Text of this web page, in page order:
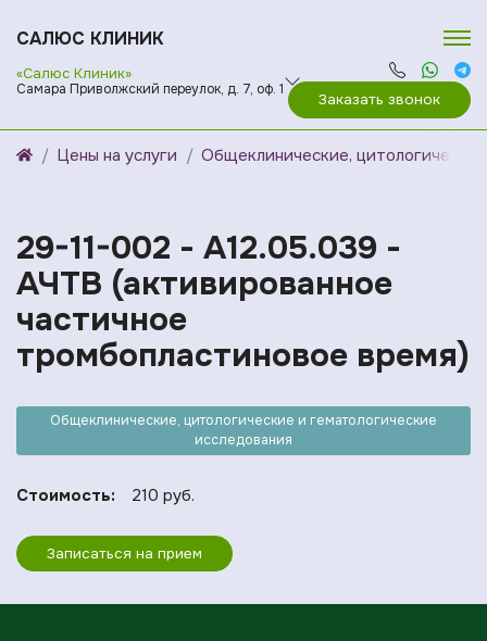
САЛЮС КЛИНИК
«Салюс Клиник»
Самара Приволжский переулок, д. 7, оф. 1
Заказать звонок
Цены на услуги Общеклинические,
29-11-002 - A12.05.039 -
АЧТВ (активированное
частичное
тромбопластиновое время)
Общеклинические, цитологические и гематологические
исследования
Стоимость: 210 руб.
Записаться на прием